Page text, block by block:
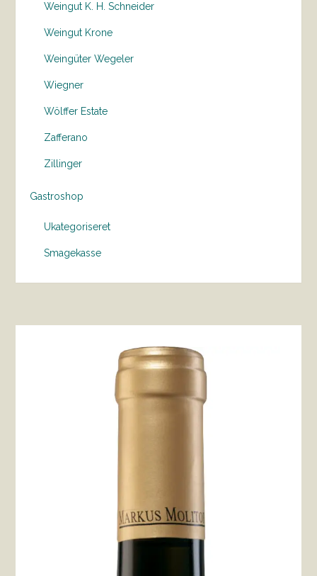
Weingut K. H. Schneider
Weingut Krone
Weingüter Wegeler
Wiegner
Wölffer Estate
Zafferano
Zillinger
Gastroshop
Ukategoriseret
Smagekasse